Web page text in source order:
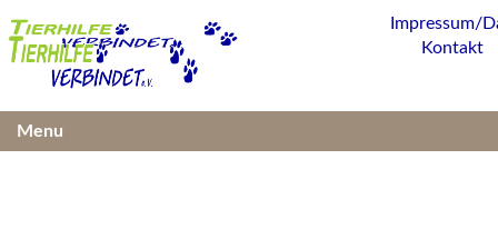
Impressum/
Kontakt
Menu